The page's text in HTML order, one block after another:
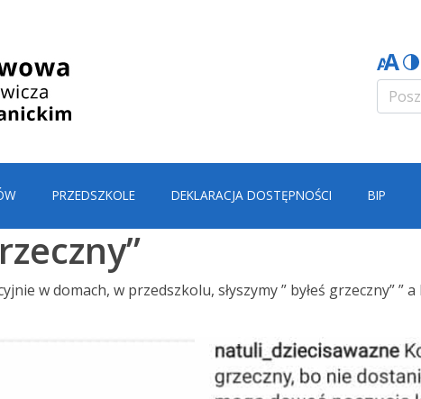
PRZEDSZKOLE DEKLARACJA DOSTĘPNOŚCI BIP
w domach, w przedszkolu, słyszymy ” byłeś grzeczny” ”